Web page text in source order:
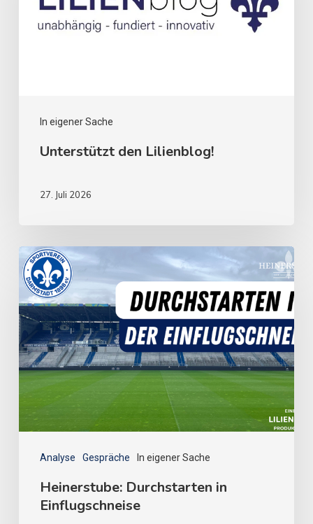
In eigener Sache
Unterstützt den Lilienblog!
27. Juli 2026
Analyse Gespräche In eigener Sache
Heinerstube: Durchstarten in
Einflugschneise